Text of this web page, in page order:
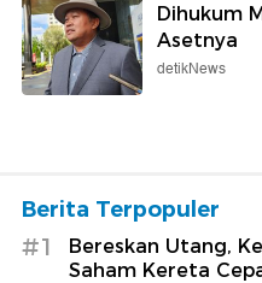
Dihukum
Asetnya
detikNews
Berita Terpopuler
#1
Bereskan Utang,
Saham Kereta